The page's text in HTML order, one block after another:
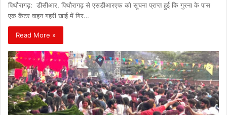
पिथौरागढ़: डीसीआर, पिथौरागढ़ से एसडीआरएफ को सूचना प्राप्त हुई कि गुरना के पास
एक कैंटर वाहन गहरी खाई में गिर…
Read More »